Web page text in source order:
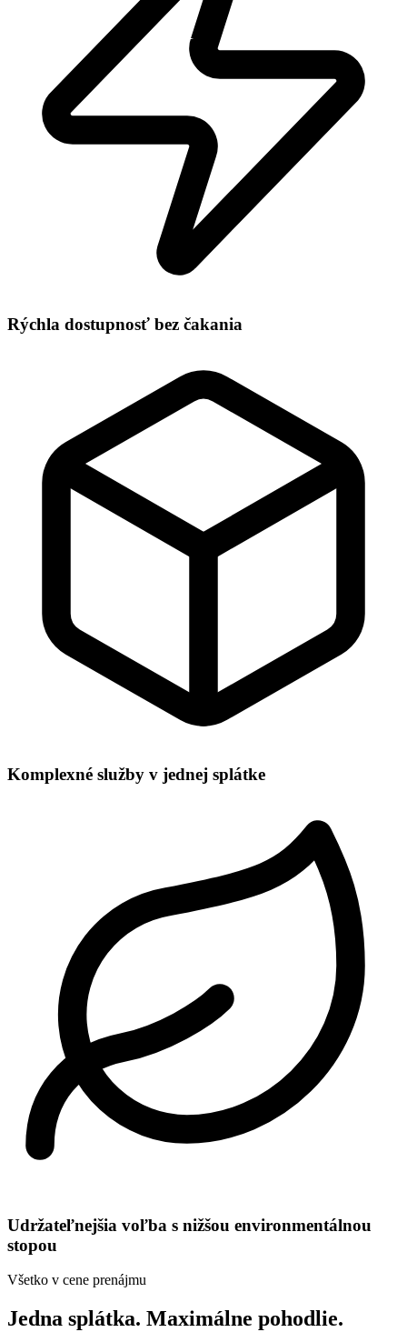
Rýchla dostupnosť bez čakania
Komplexné služby v jednej splátke
Udržateľnejšia voľba s nižšou environmentálnou
stopou
Všetko v cene prenájmu
Jedna splátka. Maximálne pohodlie.